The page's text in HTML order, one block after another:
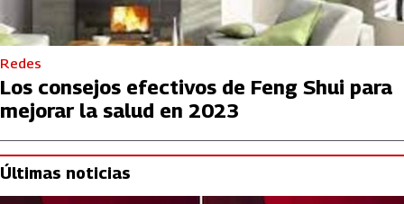
Redes
Los consejos efectivos de Feng Shui para
mejorar la salud en 2023
Últimas noticias